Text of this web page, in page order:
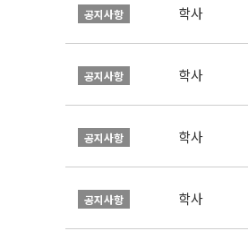
공지사항 학사
공지사항 학사
공지사항 학사
공지사항 학사